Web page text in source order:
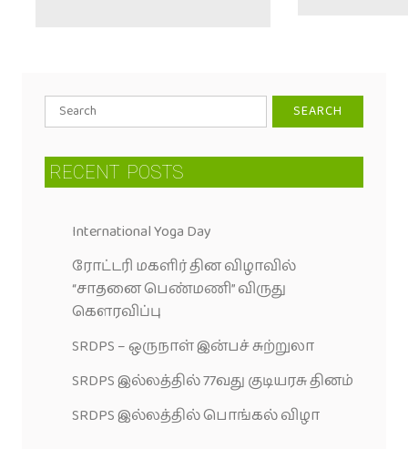
RECENT POSTS
International Yoga Day
ரோட்டரி மகளிர் தின விழாவில்
“சாதனை பெண்மணி” விருது
கெளரவிப்பு
SRDPS – ஒருநாள் இன்பச் சுற்றுலா
SRDPS இல்லத்தில் 77வது குடியரசு தினம்
SRDPS இல்லத்தில் பொங்கல் விழா